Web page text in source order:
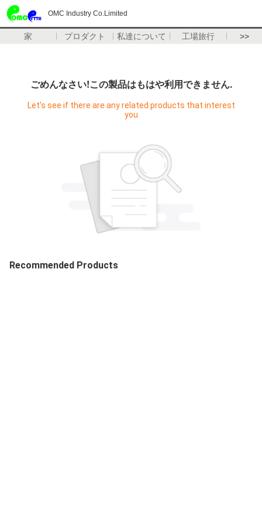
OMC Industry Co.Limited
家 プロダクト 私達について 工場旅行 >>
ごめんなさい!この製品はもはや利用できません.
Let's see if there are any related products that interest
you
Recommended Products